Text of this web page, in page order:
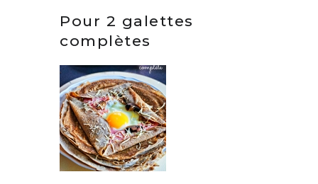
Pour 2 galettes
complètes